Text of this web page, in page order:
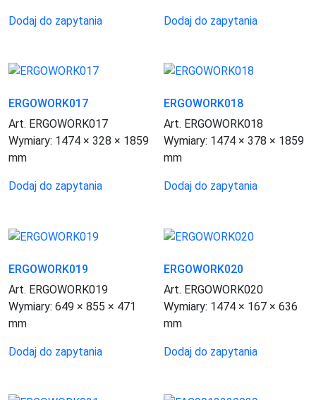
Dodaj do zapytania Dodaj do zapytania
ERGOWORK017
Art. ERGOWORK017
Wymiary: 1474 × 328 × 1859
mm
Dodaj do zapytania
ERGOWORK018
Art. ERGOWORK018
Wymiary: 1474 × 378 × 1859
mm
Dodaj do zapytania
ERGOWORK019
Art. ERGOWORK019
Wymiary: 649 × 855 × 471
mm
Dodaj do zapytania
ERGOWORK020
Art. ERGOWORK020
Wymiary: 1474 × 167 × 636
mm
Dodaj do zapytania